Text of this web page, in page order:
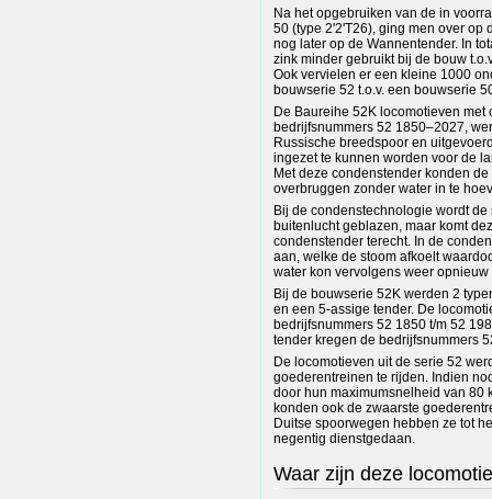
Na het opgebruiken van de in
50 (type 2'2'T26), ging men over op
nog later op de Wannentender. In
zink minder gebruikt bij de bouw
Ook vervielen er een kleine 1000
bouwserie 52 t.o.v. een bouwserie
De Baureihe 52K locomotieven
bedrijfsnummers 52 1850–2027,
Russische breedspoor en
ingezet te kunnen worden voor de
Met deze condenstender konden
overbruggen zonder water in te
Bij de condenstechnologie wordt
buitenlucht geblazen, maar komt
condenstender terecht. In de
aan, welke de stoom afkoelt
water kon vervolgens weer
Bij de bouwserie 52K werden 2
en een 5-assige tender. De
bedrijfsnummers 52 1850 t/m 52
tender kregen de bedrijfsnummers
De locomotieven uit de serie 52
goederentreinen te rijden. Indien
door hun maximumsnelheid van 80
konden ook de zwaarste
Duitse spoorwegen hebben ze tot
negentig dienstgedaan.
Waar zijn deze